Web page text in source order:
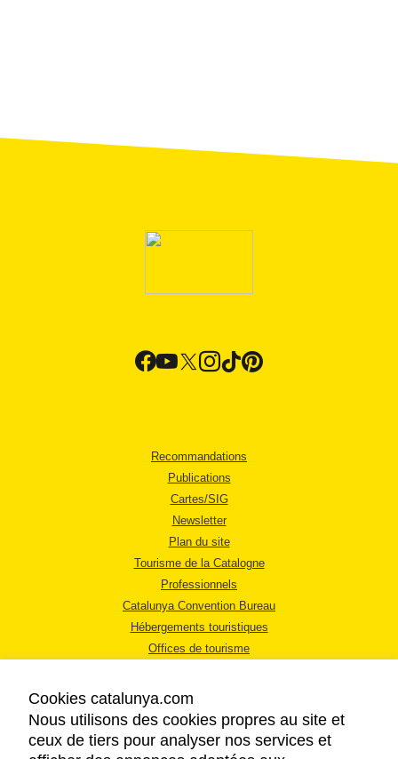
Recommandations
Publications
Cartes/SIG
Newsletter
Plan du site
Tourisme de la Catalogne
Professionnels
Catalunya Convention Bureau
Hébergements touristiques
Offices de tourisme
Cookies catalunya.com
Nous utilisons des cookies propres au site et
ceux de tiers pour analyser nos services et